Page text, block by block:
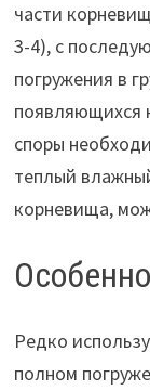
части
3-4), с
погружения в
появляющихся
споры
теплый
корневища,
Редко
полном